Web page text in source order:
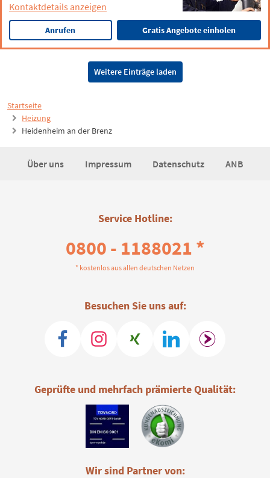
Startseite
Heizung
Heidenheim an der Brenz
Kontaktdetails anzeigen
Anrufen Gratis Angebote einholen
Weitere Einträge laden
Über uns Impressum Datenschutz ANB
Service Hotline:
0800 - 1188021 *
* kostenlos aus allen deutschen Netzen
Besuchen Sie uns auf:
Geprüfte und mehrfach prämierte Qualität:
Wir sind Partner von: